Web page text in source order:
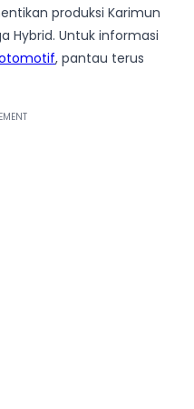
produksi Karimun
Hybrid. Untuk informasi
, pantau terus